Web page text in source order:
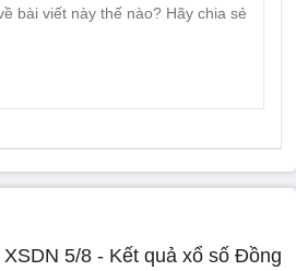
XSDN 5/8 - Kết quả xổ số Đồng